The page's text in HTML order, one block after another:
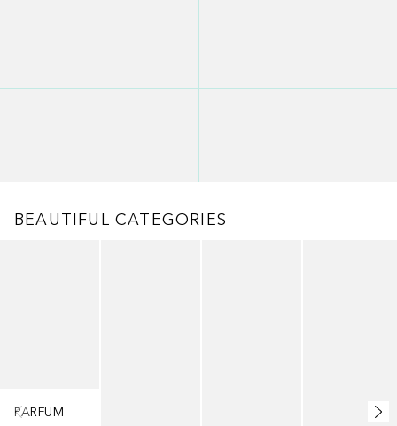
BEAUTIFUL CATEGORIES
PARFUM